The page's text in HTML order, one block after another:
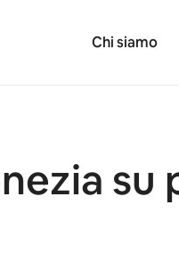
Chi siamo
su